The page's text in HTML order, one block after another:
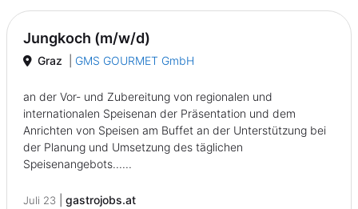
Jungkoch (m/w/d)
Graz GMS GOURMET GmbH
an der Vor- und Zubereitung von regionalen und
internationalen Speisenan der Präsentation und dem
Anrichten von Speisen am Buffet an der Unterstützung bei
der Planung und Umsetzung des täglichen
Speisenangebots......
Juli 23 gastrojobs.at